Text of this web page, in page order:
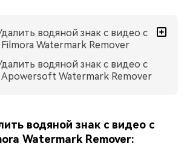
водяной знак с видео с
Watermark Remover
водяной знак с видео с
Watermark Remover
водяной знак с видео с
Watermark Remover: